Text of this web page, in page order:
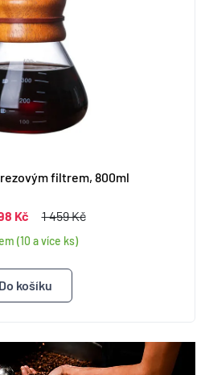
filtrem, 800ml
Kč 1 459 Kč
(10 a více ks)